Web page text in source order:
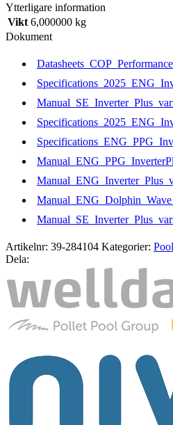
Ytterligare information
Vikt 6,000000 kg
Dokument
Artikelnr: 39-284104 Kategorier: Pool
Dela: